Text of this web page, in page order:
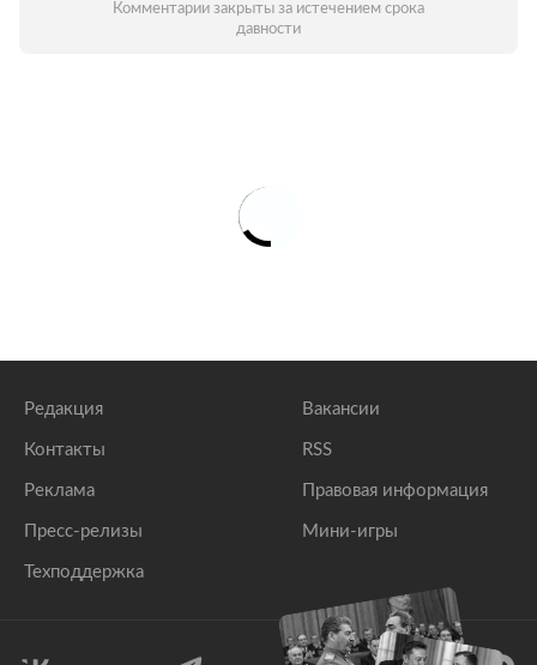
Комментарии закрыты за истечением срока
давности
Редакция
Контакты
Реклама
Пресс-релизы
Техподдержка
Вакансии
RSS
Правовая информация
Мини-игры